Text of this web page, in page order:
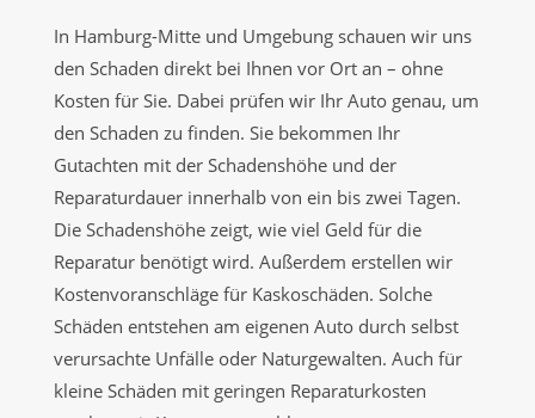
In Hamburg-Mitte und Umgebung schauen wir uns
den Schaden direkt bei Ihnen vor Ort an – ohne
Kosten für Sie. Dabei prüfen wir Ihr Auto genau, um
den Schaden zu finden. Sie bekommen Ihr
Gutachten mit der Schadenshöhe und der
Reparaturdauer innerhalb von ein bis zwei Tagen.
Die Schadenshöhe zeigt, wie viel Geld für die
Reparatur benötigt wird. Außerdem erstellen wir
Kostenvoranschläge für Kaskoschäden. Solche
Schäden entstehen am eigenen Auto durch selbst
verursachte Unfälle oder Naturgewalten. Auch für
kleine Schäden mit geringen Reparaturkosten